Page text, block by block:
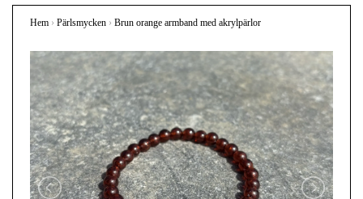
Hem › Pärlsmycken › Brun orange armband med akrylpärlor